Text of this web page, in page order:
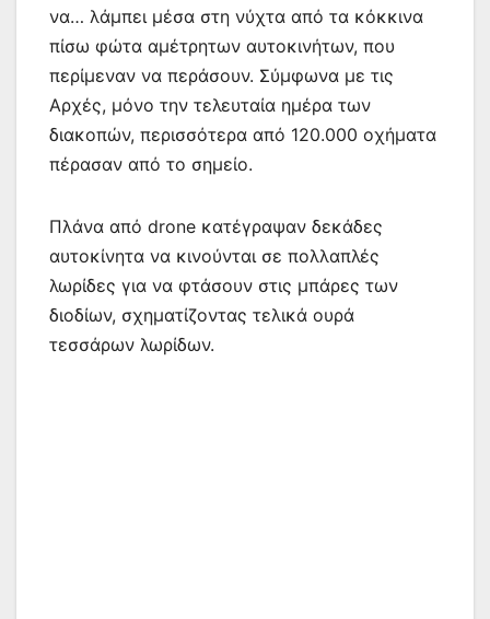
να… λάμπει μέσα στη νύχτα από τα κόκκινα
πίσω φώτα αμέτρητων αυτοκινήτων, που
περίμεναν να περάσουν. Σύμφωνα με τις
Αρχές, μόνο την τελευταία ημέρα των
διακοπών, περισσότερα από 120.000 οχήματα
πέρασαν από το σημείο.
Πλάνα από drone κατέγραψαν δεκάδες
αυτοκίνητα να κινούνται σε πολλαπλές
λωρίδες για να φτάσουν στις μπάρες των
διοδίων, σχηματίζοντας τελικά ουρά
τεσσάρων λωρίδων.